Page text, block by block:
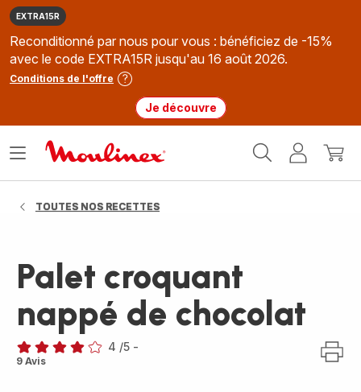
EXTRA15R
Reconditionné par nous pour vous : bénéficiez de -15%
avec le code EXTRA15R jusqu'au 16 août 2026.
Conditions de l'offre
Je découvre
MonMon
Ouvrir
TOUTES NOS RECETTES
Palet croquant
nappé de chocolat
Avis
4 /5 -
9 Avis